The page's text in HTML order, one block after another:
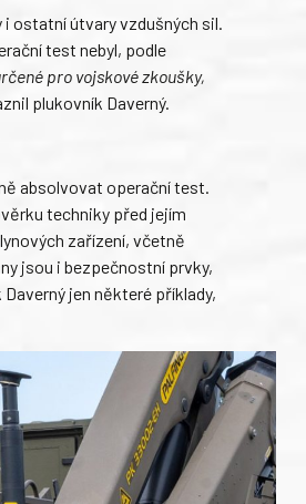
ostatní útvary vzdušných sil.
test nebyl, podle
pro vojskové zkoušky,
plukovník Daverný.
absolvovat operační test.
techniky před jejím
zařízení, včetně
jsou i bezpečnostní prvky,
jen některé příklady,